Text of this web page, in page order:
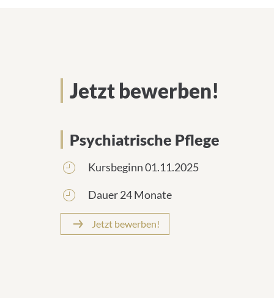
Jetzt bewerben!
Psychiatrische Pflege
Kursbeginn 01.11.2025
Dauer 24 Monate
Jetzt bewerben!